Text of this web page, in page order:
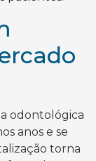
odontológica
anos e se
torna